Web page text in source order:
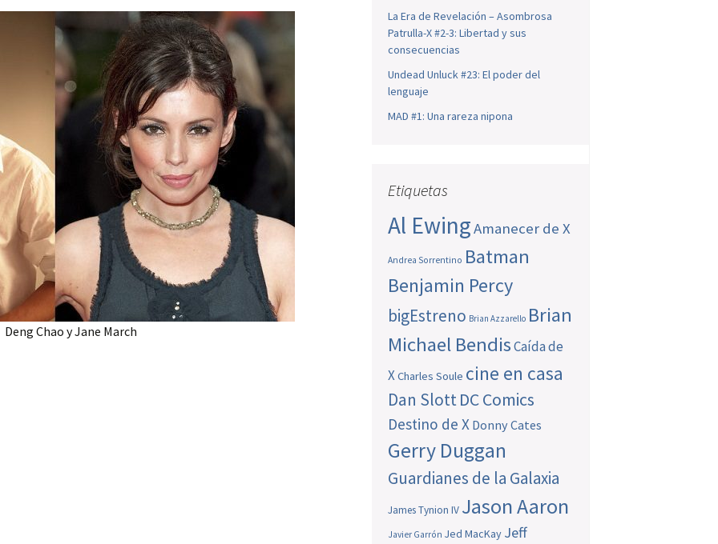
Deng Chao y Jane March
La Era de Revelación – Asombrosa
Patrulla-X #2-3: Libertad y sus
consecuencias
Undead Unluck #23: El poder del
lenguaje
MAD #1: Una rareza nipona
Etiquetas
Al EwingAmanecer de X
Andrea Sorrentino Batman
Benjamin Percy
bigEstreno Brian Azzarello Brian
Michael BendisCaída de
XCharles Soule cine en casa
Dan SlottDC Comics
Destino de X Donny Cates
Gerry Duggan
Guardianes de la Galaxia
James Tynion IV Jason Aaron
Javier Garrón Jed MacKay Jeff